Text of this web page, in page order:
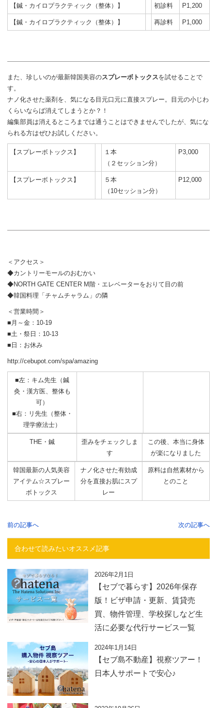
【鍼・カイロプラクティック（整体）】 初診料 P1,200
【鍼・カイロプラクティック（整体）】 再診料 P1,000
また、珍しいのが最新韓国美容のスプレーボトックスを試せることで
す。
ナノ化させた薬剤を、気になる目元口元に直接スプレー。目元の小じわ
くらいならば消えてしまうとか？！
編集部員は消えるところまでは通うことはできませんでしたが、気にな
られる方はぜひお試しください。
【スプレーボトックス】
１本
（２セッション分）
P3,000
【スプレーボトックス】
５本
（10セッション分）
P12,000
＜アクセス＞
◆カントリーモールのおむかい
◆NORTH GATE CENTER M階・エレベーターをおりて目の前
◆韓国料理「チャムチャラム」の隣
＜営業時間＞
■月～金：10-19
■土・祭日：10-13
■日：お休み
http://cebupot.com/spa/amazing
■左：キム先生（鍼
灸・漢方医、整体も
可）
■右：リ先生（整体・
理学療法士）
THE・鍼
歪みをチェックしま
す
この後、本当に身体
が楽になりました
韓国最新の人気美容
アイテム☆スプレー
ボトックス
ナノ化させた有効成
分を直接お肌にスプ
レー
原料は自然素材から
とのこと
前の記事へ 次の記事へ
合わせて読みたいオススメ記事
2026年2月1日
【セブで暮らす】2026年保存
版！ビザ申請・更新、賃貸売
買、物件管理、学校探しなど生
活に必要な代行サービス一覧
2024年1月14日
【セブ島不動産】視察ツアー！
日本人サポートで安心♪